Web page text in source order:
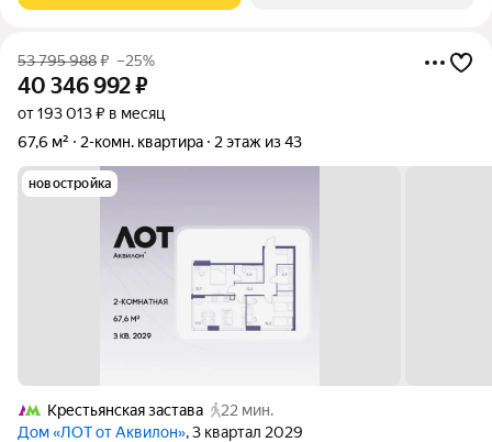
53 795 988₽ –25%
40 346 992₽
от 193 013 ₽ в месяц
67,6 м²
2-комн. квартира 2 этаж из 43
новостройка
Крестьянская застава
22 мин.
Дом «ЛОТ от Аквилон», 3 квартал 2029